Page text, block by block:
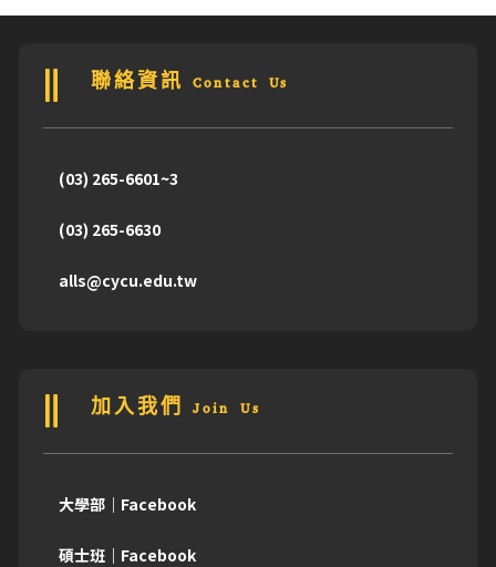
聯絡資訊 Contact Us
(03) 265-6601~3
(03) 265-6630
alls@cycu.edu.tw
加入我們 Join Us
大學部｜Facebook
碩士班｜Facebook